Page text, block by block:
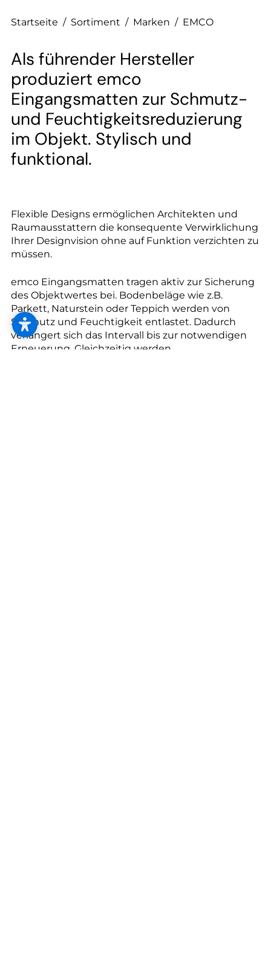
--
--
Startseite / Sortiment / Marken / EMCO
Als führender Hersteller
produziert emco
Eingangsmatten zur Schmutz-
und Feuchtigkeitsreduzierung
im Objekt. Stylisch und
funktional.
Flexible Designs ermöglichen Architekten und
Raumausstattern die konsequente Verwirklichung
Ihrer Designvision ohne auf Funktion verzichten zu
müssen.
emco Eingangsmatten tragen aktiv zur Sicherung
des Objektwertes bei. Bodenbeläge wie z.B.
Parkett, Naturstein oder Teppich werden von
Schmutz und Feuchtigkeit entlastet. Dadurch
verlängert sich das Intervall bis zur notwendigen
Erneuerung. Gleichzeitig werden